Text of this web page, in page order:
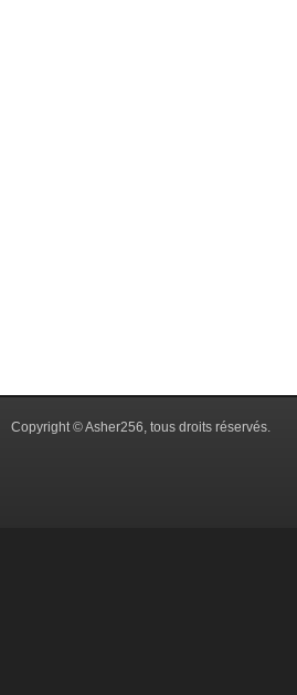
Copyright © Asher256, tous droits réservés.